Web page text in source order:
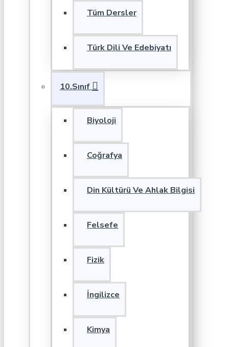
Tüm Dersler
Türk Dili Ve Edebiyatı
10.Sınıf
Biyoloji
Coğrafya
Din Kültürü Ve Ahlak Bilgisi
Felsefe
Fizik
İngilizce
Kimya